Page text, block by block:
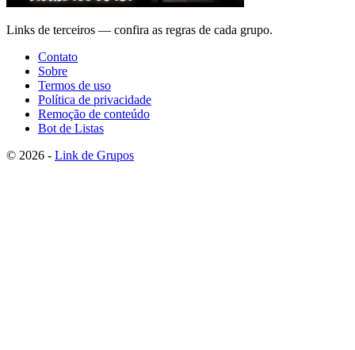
Links de terceiros — confira as regras de cada grupo.
Contato
Sobre
Termos de uso
Política de privacidade
Remoção de conteúdo
Bot de Listas
© 2026 - Link de Grupos